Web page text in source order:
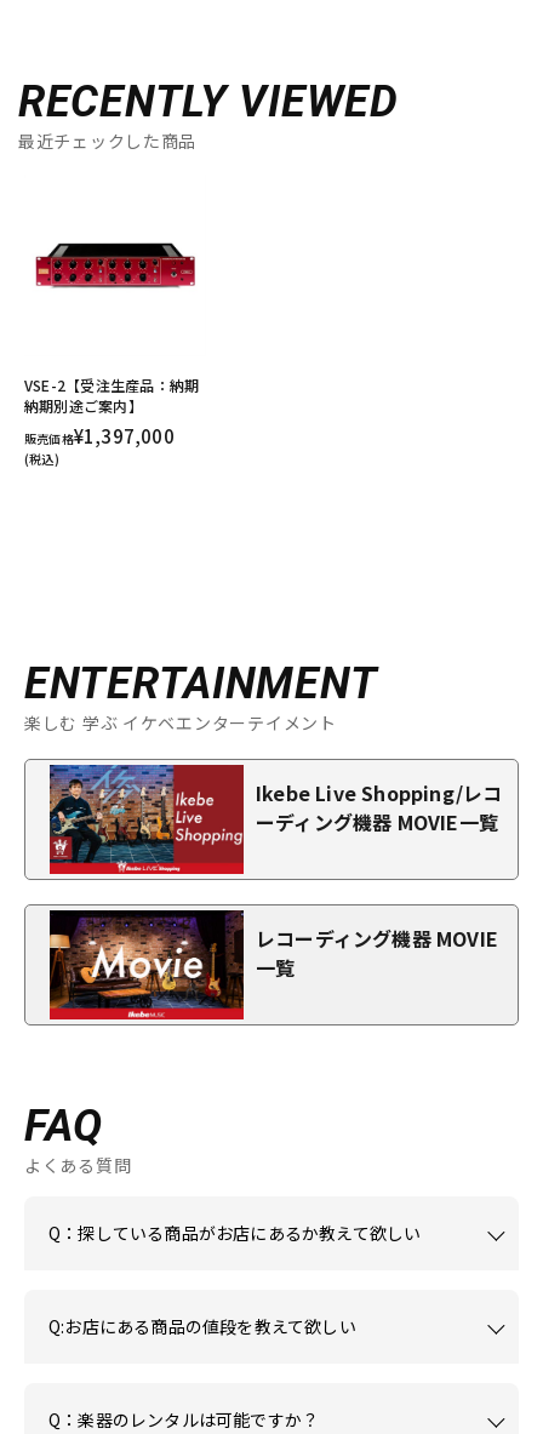
RECENTLY VIEWED
最近チェックした商品
VSE-2【受注生産品：納期
納期別途ご案内】
販売価格¥1,397,000
(税込)
ENTERTAINMENT
楽しむ 学ぶ イケベエンターテイメント
Ikebe Live Shopping/レコ
ーディング機器 MOVIE一覧
レコーディング機器 MOVIE
一覧
FAQ
よくある質問
Q：探している商品がお店にあるか教えて欲しい
Q:お店にある商品の値段を教えて欲しい
Q：楽器のレンタルは可能ですか？